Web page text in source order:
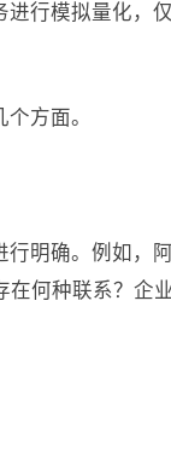
行模拟量化，
方面。
明确。例如，
何种联系？企